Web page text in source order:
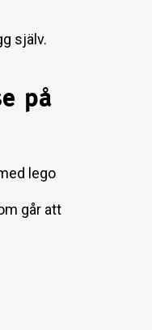
själv.
på
lego
går att